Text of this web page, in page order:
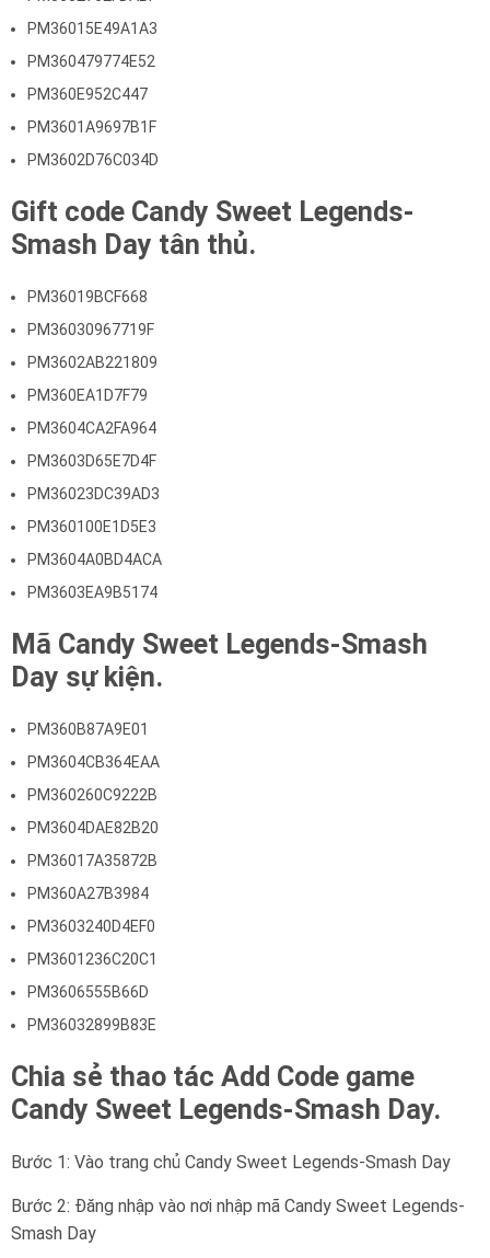
PM36015E49A1A3
PM360479774E52
PM360E952C447
PM3601A9697B1F
PM3602D76C034D
Gift code Candy Sweet Legends-
Smash Day tân thủ.
PM36019BCF668
PM36030967719F
PM3602AB221809
PM360EA1D7F79
PM3604CA2FA964
PM3603D65E7D4F
PM36023DC39AD3
PM360100E1D5E3
PM3604A0BD4ACA
PM3603EA9B5174
Mã Candy Sweet Legends-Smash
Day sự kiện.
PM360B87A9E01
PM3604CB364EAA
PM360260C9222B
PM3604DAE82B20
PM36017A35872B
PM360A27B3984
PM3603240D4EF0
PM3601236C20C1
PM3606555B66D
PM36032899B83E
Chia sẻ thao tác Add Code game
Candy Sweet Legends-Smash Day.
Bước 1: Vào trang chủ Candy Sweet Legends-Smash Day
Bước 2: Đăng nhập vào nơi nhập mã Candy Sweet Legends-
Smash Day